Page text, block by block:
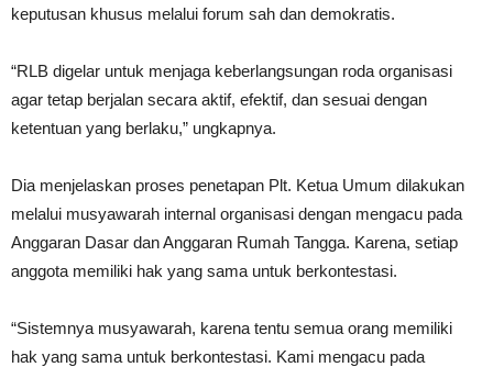
keputusan khusus melalui forum sah dan demokratis.
“RLB digelar untuk menjaga keberlangsungan roda organisasi
agar tetap berjalan secara aktif, efektif, dan sesuai dengan
ketentuan yang berlaku,” ungkapnya.
Dia menjelaskan proses penetapan Plt. Ketua Umum dilakukan
melalui musyawarah internal organisasi dengan mengacu pada
Anggaran Dasar dan Anggaran Rumah Tangga. Karena, setiap
anggota memiliki hak yang sama untuk berkontestasi.
“Sistemnya musyawarah, karena tentu semua orang memiliki
hak yang sama untuk berkontestasi. Kami mengacu pada